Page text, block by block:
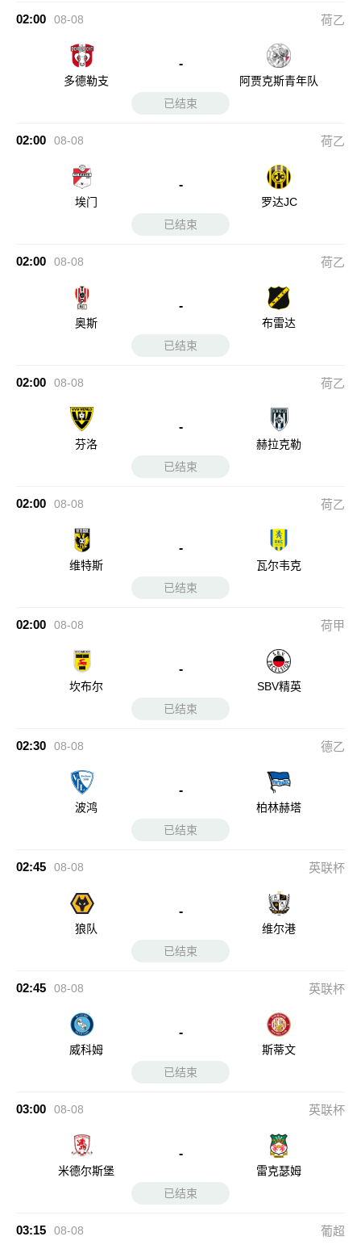
02:00 08-08 荷乙
多德勒支
-
阿贾克斯青年队
已结束
02:00 08-08 荷乙
埃门
-
罗达JC
已结束
02:00 08-08 荷乙
奥斯
-
布雷达
已结束
02:00 08-08 荷乙
芬洛
-
赫拉克勒
已结束
02:00 08-08 荷乙
维特斯
-
瓦尔韦克
已结束
02:00 08-08 荷甲
坎布尔
-
SBV精英
已结束
02:30 08-08 德乙
波鸿
-
柏林赫塔
已结束
02:45 08-08 英联杯
狼队
-
维尔港
已结束
02:45 08-08 英联杯
威科姆
-
斯蒂文
已结束
03:00 08-08 英联杯
米德尔斯堡
-
雷克瑟姆
已结束
03:15 08-08 葡超